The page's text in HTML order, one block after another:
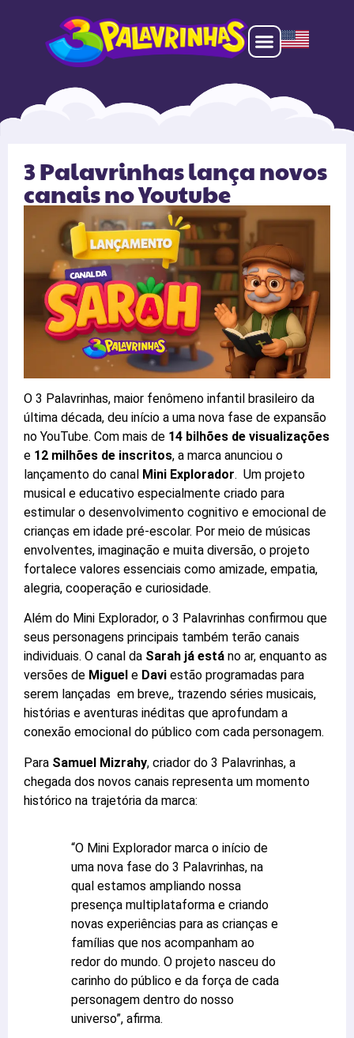
3 Palavrinhas lança novos
canais no Youtube
O 3 Palavrinhas, maior fenômeno infantil brasileiro da
última década, deu início a uma nova fase de expansão
no YouTube. Com mais de 14 bilhões de visualizações
e 12 milhões de inscritos, a marca anunciou o
lançamento do canal Mini Explorador. Um projeto
musical e educativo especialmente criado para
estimular o desenvolvimento cognitivo e emocional de
crianças em idade pré-escolar. Por meio de músicas
envolventes, imaginação e muita diversão, o projeto
fortalece valores essenciais como amizade, empatia,
alegria, cooperação e curiosidade.
Além do Mini Explorador, o 3 Palavrinhas confirmou que
seus personagens principais também terão canais
individuais. O canal da Sarah já está no ar, enquanto as
versões de Miguel e Davi estão programadas para
serem lançadas em breve,, trazendo séries musicais,
histórias e aventuras inéditas que aprofundam a
conexão emocional do público com cada personagem.
Para Samuel Mizrahy, criador do 3 Palavrinhas, a
chegada dos novos canais representa um momento
histórico na trajetória da marca:
“O Mini Explorador marca o início de
uma nova fase do 3 Palavrinhas, na
qual estamos ampliando nossa
presença multiplataforma e criando
novas experiências para as crianças e
famílias que nos acompanham ao
redor do mundo. O projeto nasceu do
carinho do público e da força de cada
personagem dentro do nosso
universo”, afirma.